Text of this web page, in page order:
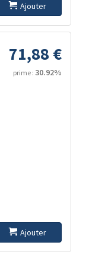
Ajouter
71,88 €
prime : 30.92%
Ajouter